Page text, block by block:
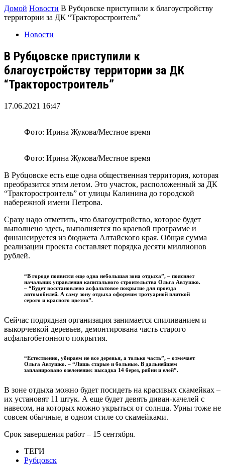
Домой Новости В Рубцовске приступили к благоустройству
территории за ДК “Тракторостроитель”
Новости
В Рубцовске приступили к
благоустройству территории за ДК
“Тракторостроитель”
17.06.2021 16:47
Фото: Ирина Жукова/Местное время
Фото: Ирина Жукова/Местное время
В Рубцовске есть еще одна общественная территория, которая
преобразится этим летом. Это участок, расположенный за ДК
“Тракторостроитель” от улицы Калинина до городской
набережной имени Петрова.
Сразу надо отметить, что благоустройство, которое будет
выполнено здесь, выполняется по краевой программе и
финансируется из бюджета Алтайского края. Общая сумма
реализации проекта составляет порядка десяти миллионов
рублей.
“В городе появится еще одна небольшая зона отдыха”, – поясняет
начальник управления капитального строительства Ольга Автушко.
– “Будет восстановлено асфальтовое покрытие для проезда
автомобилей. А саму зону отдыха оформим тротуарной плиткой
серого и красного цветов”.
Сейчас подрядная организация занимается спиливанием и
выкорчевкой деревьев, демонтирована часть старого
асфальтобетонного покрытия.
“Естественно, убираем не все деревья, а только часть”, – отмечает
Ольга Автушко. – “Лишь старые и больные. В дальнейшем
запланировано озеленение: высадка 14 берез, рябин и елей”.
В зоне отдыха можно будет посидеть на красивых скамейках –
их установят 11 штук. А еще будет девять диван-качелей с
навесом, на которых можно укрыться от солнца. Урны тоже не
совсем обычные, в одном стиле со скамейками.
Срок завершения работ – 15 сентября.
ТЕГИ
Рубцовск